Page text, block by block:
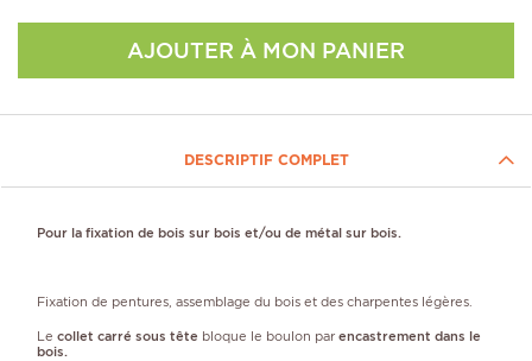
AJOUTER À MON PANIER
DESCRIPTIF COMPLET
Pour la fixation de bois sur bois et/ou de métal sur bois.
Fixation de pentures, assemblage du bois et des charpentes légères.
Le collet carré sous tête bloque le boulon par encastrement dans le
bois.